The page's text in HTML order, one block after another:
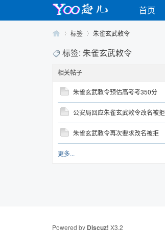
首页
Yo›
标签 朱雀玄武敕令
标签: 朱雀玄武敕令
相关帖子
朱雀玄武敕令预估高考考350分
公安局回应朱雀玄武敕令改名被拒
朱雀玄武敕令再次要求改名被拒
更多...
Powered by Discuz! X3.2